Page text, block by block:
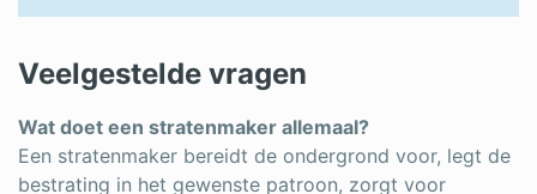
Veelgestelde vragen
Wat doet een stratenmaker allemaal?
Een stratenmaker bereidt de ondergrond voor, legt de
bestrating in het gewenste patroon, zorgt voor